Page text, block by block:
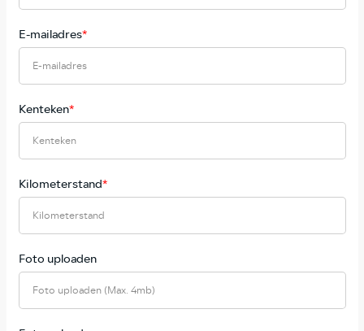
E-mailadres*
Kenteken*
Kilometerstand*
Foto uploaden
Foto uploaden (Max. 4mb)